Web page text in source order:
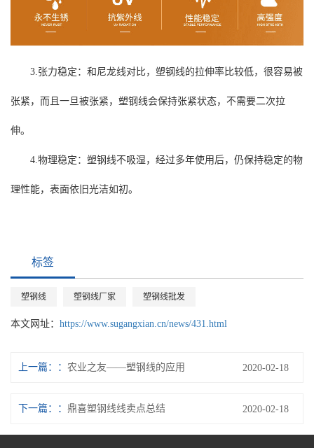
3.张力稳定：和尼龙线对比，塑钢线的拉伸率比较低，很容易被
张紧，而且一旦被张紧，塑钢线会保持张紧状态，不需要二次拉
伸。
4.物理稳定：塑钢线不吸湿，经过多年使用后，仍保持稳定的物
理性能，表面依旧光洁如初。
标签
塑钢线 塑钢线厂家 塑钢线批发
本文网址： https://www.sugangxian.cn/news/431.html
上一篇： 农业之友——塑钢线的应用 2020-02-18
下一篇： 鼎喜塑钢线线卖点总结 2020-02-18